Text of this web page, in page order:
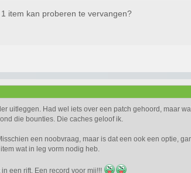
item kan proberen te vervangen?
uitleggen. Had wel iets over een patch gehoord, maar
die bounties. Die caches geloof ik.
een noobvraag, maar is dat een ook een optie,
wat in leg vorm nodig heb.
een rift. Een record voor mij!!!